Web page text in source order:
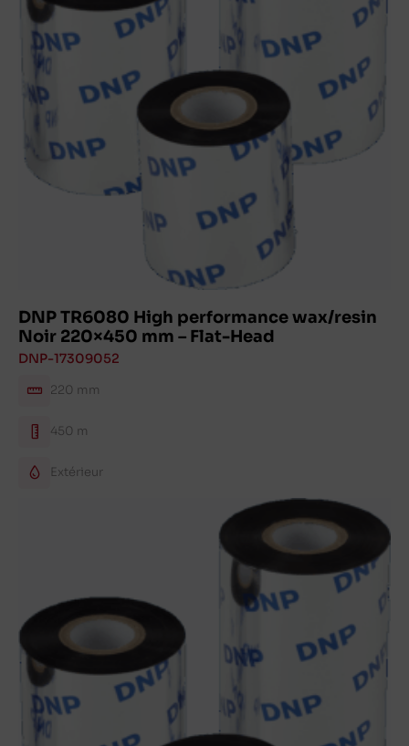
DNP TR6080 High performance wax/resin
Noir 220×450 mm – Flat-Head
DNP-17309052
220 mm
450 m
Extérieur